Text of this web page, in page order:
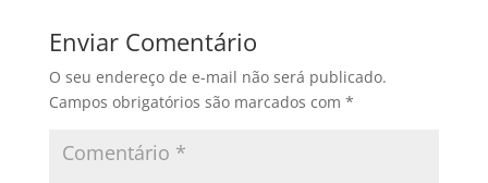
Enviar Comentário
O seu endereço de e-mail não será publicado.
Campos obrigatórios são marcados com *